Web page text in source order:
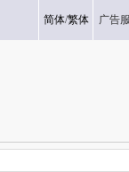
简体/繁体 广告